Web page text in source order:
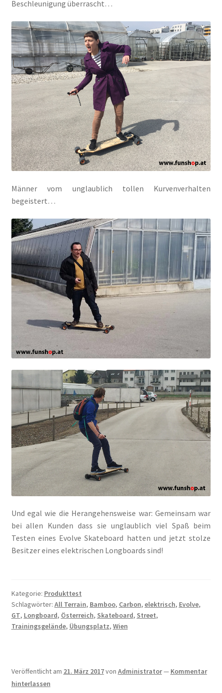
Beschleunigung überrascht…
Männer vom unglaublich tollen Kurvenverhalten
begeistert…
Und egal wie die Herangehensweise war: Gemeinsam war
bei allen Kunden dass sie unglaublich viel Spaß beim
Testen eines Evolve Skateboard hatten und jetzt stolze
Besitzer eines elektrischen Longboards sind!
Kategorie: Produkttest
Schlagwörter: All Terrain, Bamboo, Carbon, elektrisch, Evolve,
GT, Longboard, Österreich, Skateboard, Street,
Trainingsgelände, Übungsplatz, Wien
Veröffentlicht am 21. März 2017von Administrator— Kommentar
hinterlassen